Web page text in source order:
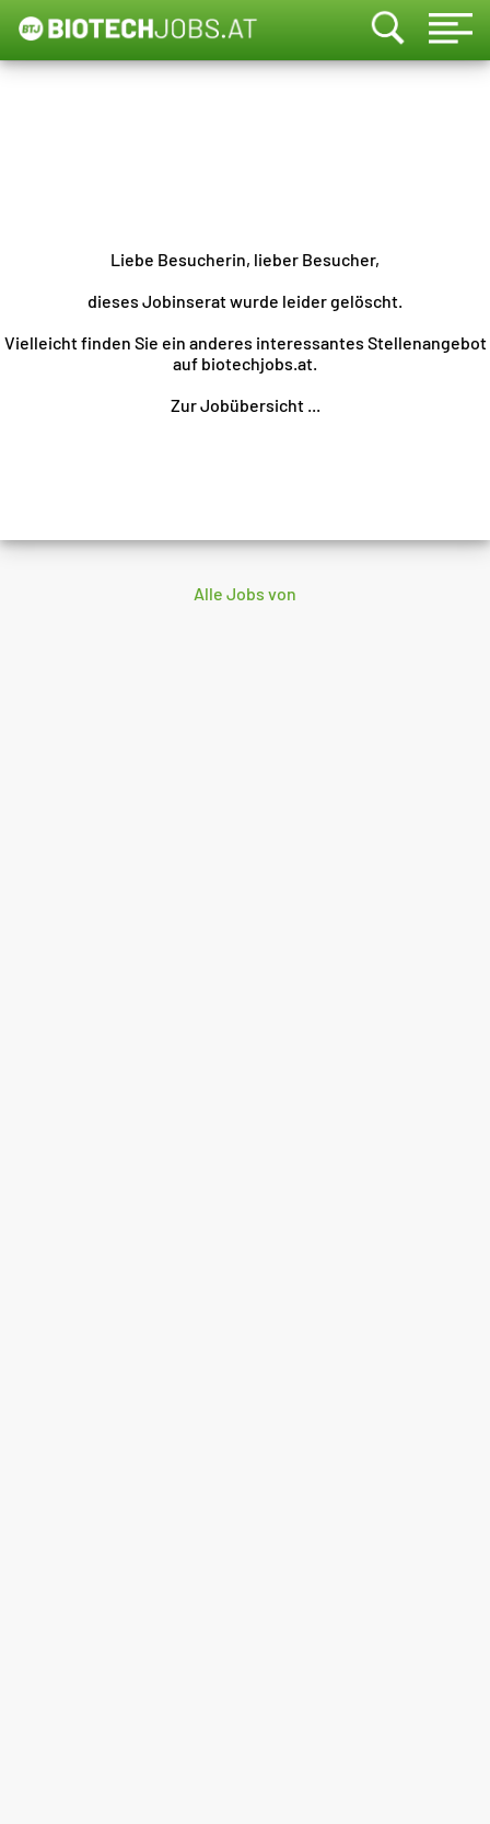
Liebe Besucherin, lieber Besucher,
dieses Jobinserat wurde leider gelöscht.
Vielleicht finden Sie ein anderes interessantes Stellenangebot
auf biotechjobs.at.
Zur Jobübersicht ...
Alle Jobs von